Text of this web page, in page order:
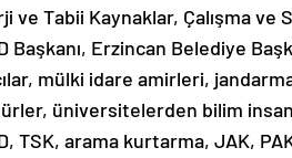
ve Tabii Kaynaklar, Çalışma ve
Başkanı, Erzincan Belediye
mülki idare amirleri,
üniversitelerden bilim
TSK, arama kurtarma, JAK,